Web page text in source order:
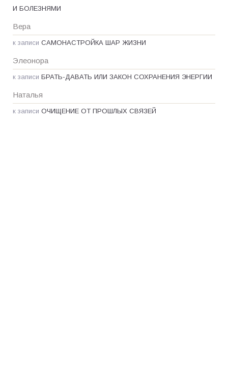
И БОЛЕЗНЯМИ
Вера
к записи САМОНАСТРОЙКА ШАР ЖИЗНИ
Элеонора
к записи БРАТЬ-ДАВАТЬ ИЛИ ЗАКОН СОХРАНЕНИЯ ЭНЕРГИИ
Наталья
к записи ОЧИЩЕНИЕ ОТ ПРОШЛЫХ СВЯЗЕЙ